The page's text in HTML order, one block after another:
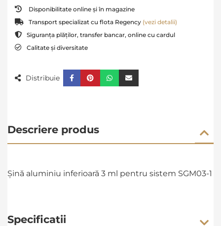
Disponibilitate online și în magazine
Transport specializat cu flota Regency (vezi detalii)
Siguranța plăților, transfer bancar, online cu cardul
Calitate și diversitate
Distribuie
Descriere produs
Șină aluminiu inferioară 3 ml pentru sistem SGM03-1
Specificatii